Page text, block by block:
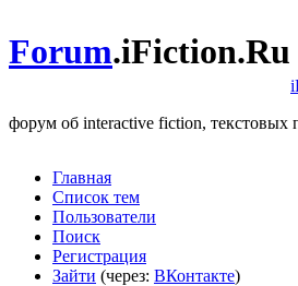
Forum.iFiction.Ru
форум об interactive fiction, текстовых
Главная
Список тем
Пользователи
Поиск
Регистрация
Зайти (через: ВКонтакте)